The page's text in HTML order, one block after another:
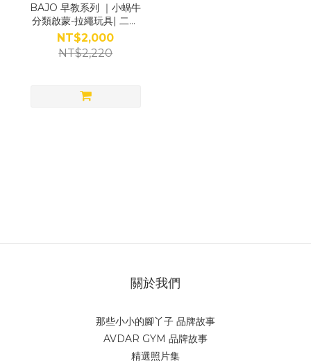
BAJO 早教系列 ｜小蝸牛
分類啟蒙-拉繩玩具| 二合
一玩具
NT$2,000
NT$2,220
關於我們
那些小小的腳丫子 品牌故事
AVDAR GYM 品牌故事
精選照片集